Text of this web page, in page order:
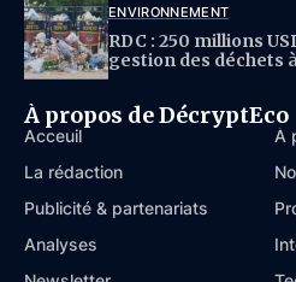
ENVIRONNEMENT
RDC : 250 millions
gestion des déchets
À propos de DécryptEco
Acceuil
À
La rédaction
Publicité & partenariats
Analyses